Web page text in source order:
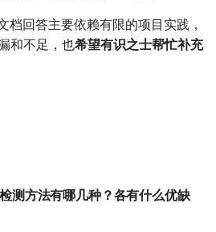
配置文件内容与生成
ViTSTR
别需
场
上有
呢？
档回答主要依赖有限的项目实践，
和不足，也希望有识之士帮忙补充
测方法有哪几种？各有什么优缺